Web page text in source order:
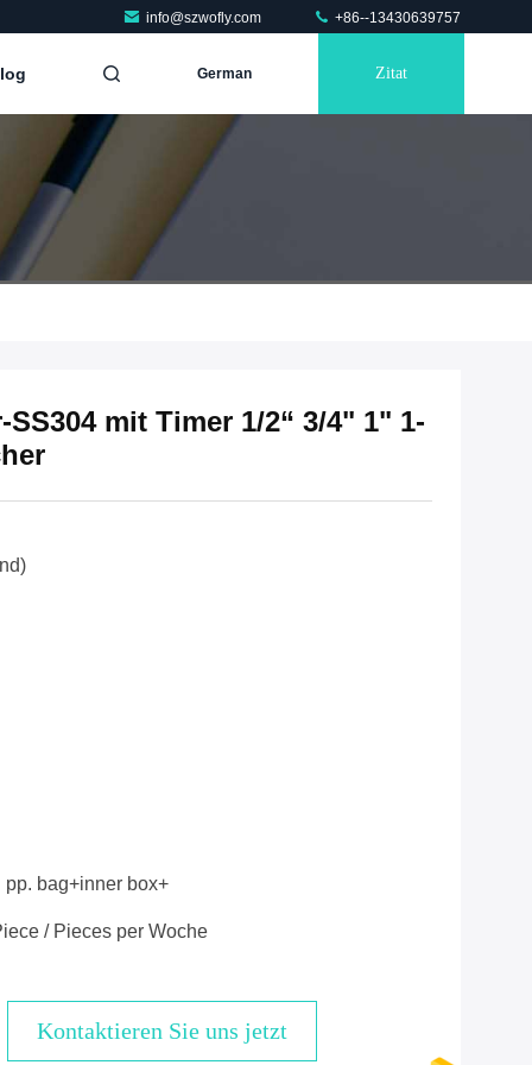
info@szwofly.com +86--13430639757
German Zitat
mit Timer 1/2“ 3/4" 1" 1-
pp. bag+inner box+
/ Pieces per Woche
Kontaktieren Sie uns jetzt